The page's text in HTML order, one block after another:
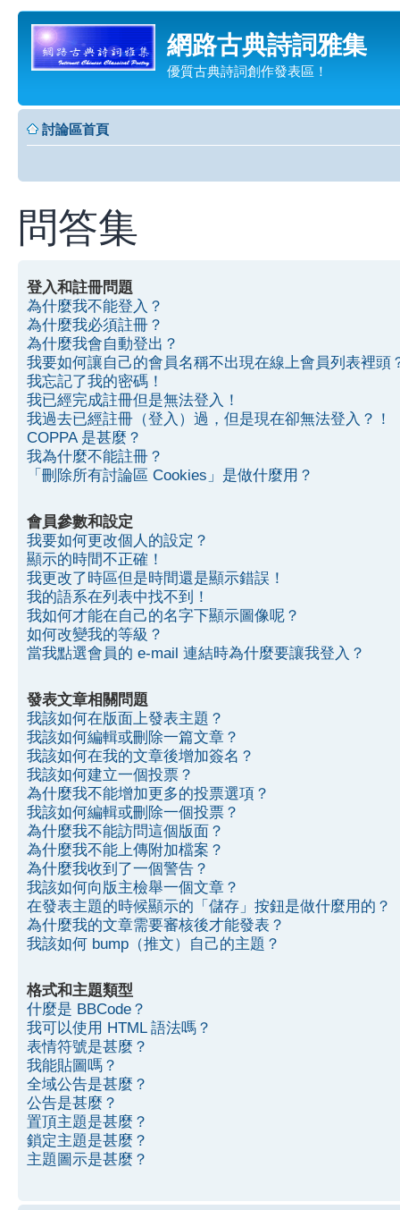
網路古典詩詞雅集
優質古典詩詞創作發表區！
討論區首頁
問答集
登入和註冊問題
為什麼我不能登入？
為什麼我必須註冊？
為什麼我會自動登出？
我要如何讓自己的會員名稱不出現在線上會員列表裡頭
我忘記了我的密碼！
我已經完成註冊但是無法登入！
我過去已經註冊（登入）過，但是現在卻無法登入？！
COPPA 是甚麼？
我為什麼不能註冊？
「刪除所有討論區 Cookies」是做什麼用？
會員參數和設定
我要如何更改個人的設定？
顯示的時間不正確！
我更改了時區但是時間還是顯示錯誤！
我的語系在列表中找不到！
我如何才能在自己的名字下顯示圖像呢？
如何改變我的等級？
當我點選會員的 e-mail 連結時為什麼要讓我登入？
發表文章相關問題
我該如何在版面上發表主題？
我該如何編輯或刪除一篇文章？
我該如何在我的文章後增加簽名？
我該如何建立一個投票？
為什麼我不能增加更多的投票選項？
我該如何編輯或刪除一個投票？
為什麼我不能訪問這個版面？
為什麼我不能上傳附加檔案？
為什麼我收到了一個警告？
我該如何向版主檢舉一個文章？
在發表主題的時候顯示的「儲存」按鈕是做什麼用的？
為什麼我的文章需要審核後才能發表？
我該如何 bump（推文）自己的主題？
格式和主題類型
什麼是 BBCode？
我可以使用 HTML 語法嗎？
表情符號是甚麼？
我能貼圖嗎？
全域公告是甚麼？
公告是甚麼？
置頂主題是甚麼？
鎖定主題是甚麼？
主題圖示是甚麼？